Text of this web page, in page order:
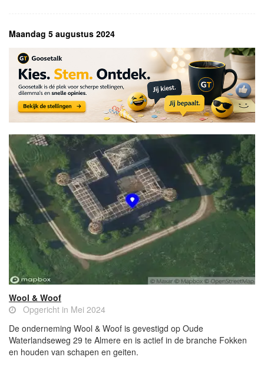
Maandag 5 augustus 2024
Wool & Woof
Opgericht in Mei 2024
De onderneming Wool & Woof is gevestigd op Oude
Waterlandseweg 29 te Almere en is actief in de branche Fokken
en houden van schapen en geiten.